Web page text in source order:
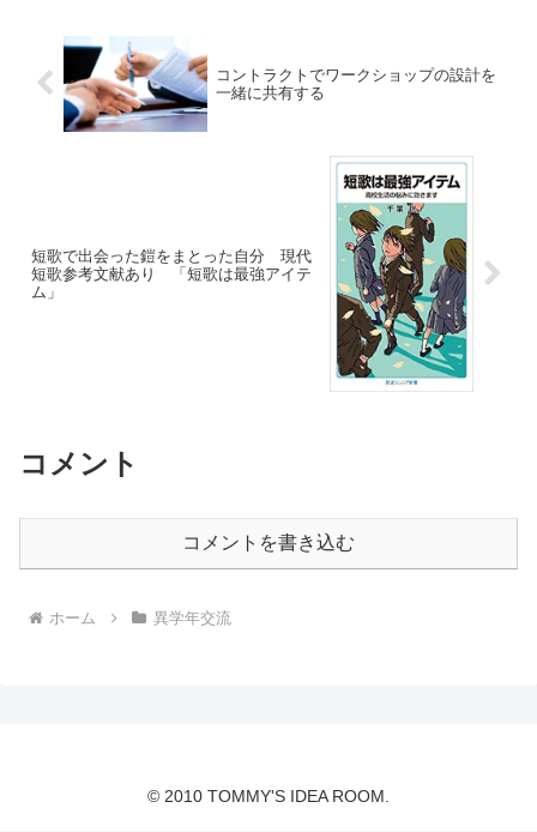
コントラクトでワークショップの設計を
一緒に共有する
短歌で出会った鎧をまとった自分 現代
短歌参考文献あり 「短歌は最強アイテ
ム」
コメント
コメントを書き込む
ホーム 異学年交流
© 2010 TOMMY'S IDEA ROOM.